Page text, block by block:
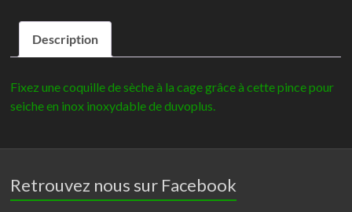
Pince
Os
Seiche
Description
Fixez une coquille de sèche à la cage grâce à cette pince pour
seiche en inox inoxydable de duvoplus.
Retrouvez nous sur Facebook